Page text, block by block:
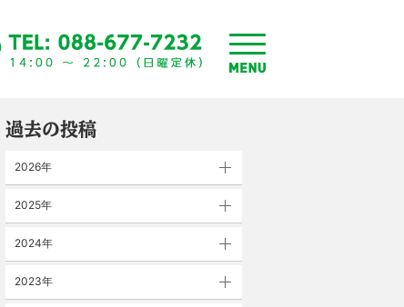
toggle
menu
過去の投稿
2026年
2025年
2024年
2023年